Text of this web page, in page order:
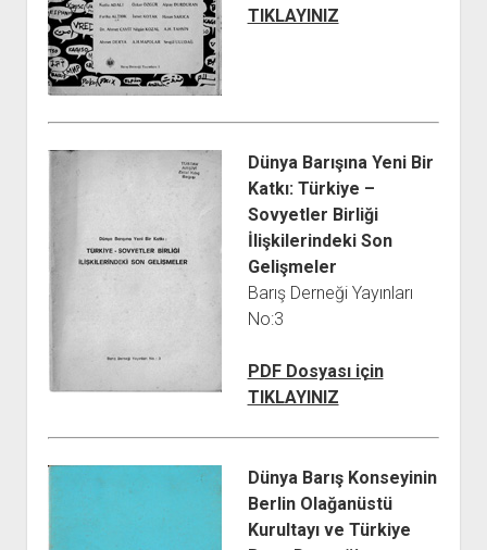
aç
YURTDIŞI KİTAPLIĞI
ATTF KİTAPLIĞI
FİDEF KİTAPLIĞI
TIKLAYINIZ
Dünya Barışına Yeni Bir
Katkı: Türkiye –
Sovyetler Birliği
İlişkilerindeki Son
Gelişmeler
Barış Derneği Yayınları
No:3
PDF Dosyası için
TIKLAYINIZ
Dünya Barış Konseyinin
Berlin Olağanüstü
Kurultayı ve Türkiye